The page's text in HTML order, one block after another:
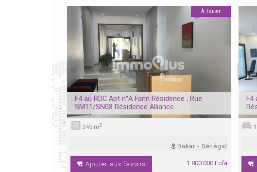
3 douches
À louer
F4 au RDC Apt n°A Fann Résidence , Rue
SM11/SN08 Résidence Alliance
13
245 m2
Dakar - Sénégal
Ajouter aux favoris 1 800 000 Fcfa
F4